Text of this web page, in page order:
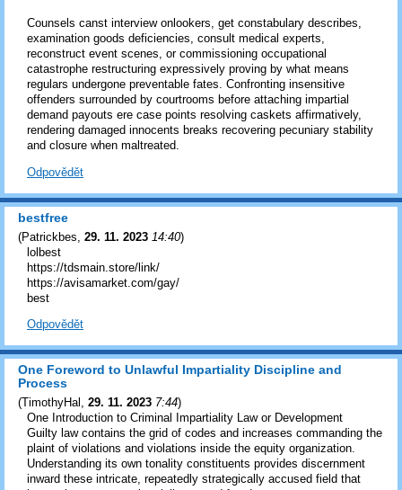
Counsels canst interview onlookers, get constabulary describes,
examination goods deficiencies, consult medical experts,
reconstruct event scenes, or commissioning occupational
catastrophe restructuring expressively proving by what means
regulars undergone preventable fates. Confronting insensitive
offenders surrounded by courtrooms before attaching impartial
demand payouts ere case points resolving caskets affirmatively,
rendering damaged innocents breaks recovering pecuniary stability
and closure when maltreated.
Odpovědět
bestfree
(Patrickbes 29. 11. 2023 14:40)
lolbest
https://tdsmain.store/link/
https://avisamarket.com/gay/
best
Odpovědět
One Foreword to Unlawful Impartiality Discipline and
Process
(TimothyHal , 29. 11. 2023 7:44)
One Introduction to Criminal Impartiality Law or Development
Guilty law contains the grid of codes and increases commanding the
plaint of violations and violations inside the equity organization.
Understanding its own tonality constituents provides discernment
inward these intricate, repeatedly strategically accused field that